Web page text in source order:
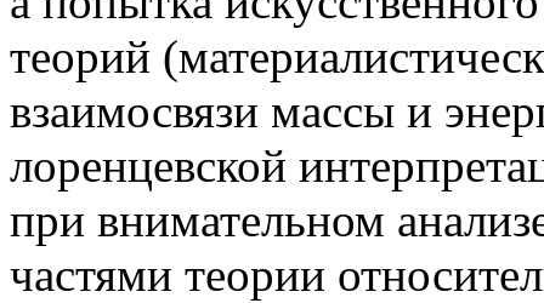
теорий
взаимосвязи массы и
лоренцевской
при внимательном
частями теории